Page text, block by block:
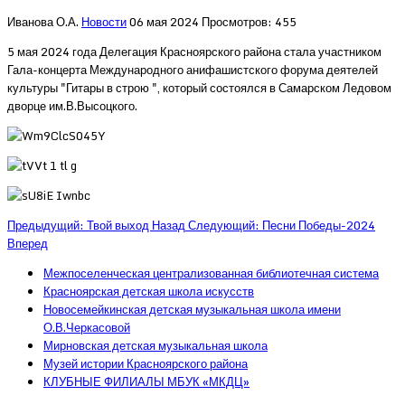
Иванова О.А. Новости06 мая 2024 Просмотров: 455
5 мая 2024 года Делегация Красноярского района стала участником
Гала-концерта Международного анифашистского форума деятелей
культуры "Гитары в строю ", который состоялся в Самарском Ледовом
дворце им.В.Высоцкого.
Предыдущий: Твой выходНазадСледующий: Песни Победы-2024
Вперед
Межпоселенческая централизованная библиотечная система
Красноярская детская школа искусств
Новосемейкинская детская музыкальная школа имени
О.В.Черкасовой
Мирновская детская музыкальная школа
Музей истории Красноярского района
КЛУБНЫЕ ФИЛИАЛЫ МБУК «МКДЦ»